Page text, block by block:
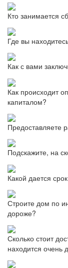
Кто занимается
Где вы
Как с вами
Как происходит
капиталом?
Предоставляете
Подскажите, на
Какой дается
Строите дом по
дороже?
Сколько стоит
находится очень